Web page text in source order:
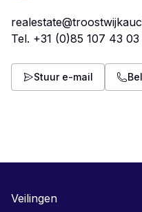
Tel. +31 (0)85 107 43 03
Stuur e-mail
Veilingen